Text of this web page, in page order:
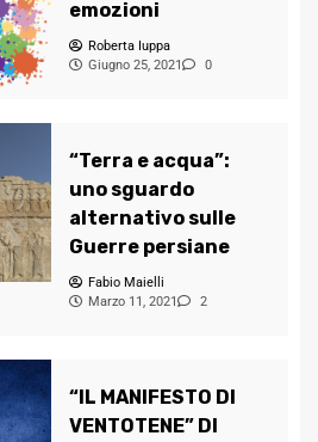
emozioni
Roberta Iuppa
Giugno 25, 2021
0
“Terra e acqua”:
uno sguardo
alternativo sulle
Guerre persiane
Fabio Maielli
Marzo 11, 2021
2
“IL MANIFESTO DI
VENTOTENE” DI